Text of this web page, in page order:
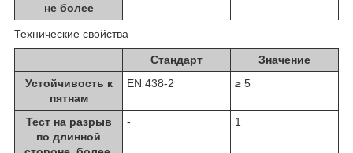
не более
Технические свойства
Стандарт
Значение
Устойчивость к
пятнам
EN 438-2 ≥ 5
Тест на разрыв
по длинной
- 1